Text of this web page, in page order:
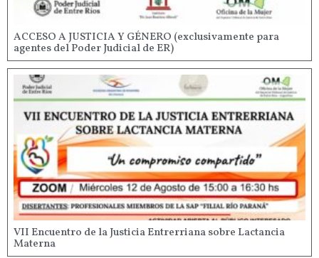
ACCESO A JUSTICIA Y GÉNERO (exclusivamente para
agentes del Poder Judicial de ER)
VII Encuentro de la Justicia Entrerriana sobre Lactancia
Materna